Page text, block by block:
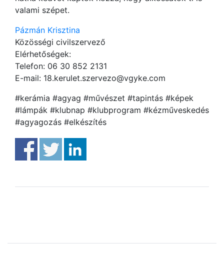
valami szépet.
Pázmán Krisztina
Közösségi civilszervező
Elérhetőségek:
Telefon: 06 30 852 2131
E-mail: 18.kerulet.szervezo@vgyke.com
#kerámia #agyag #művészet #tapintás #képek
#lámpák #klubnap #klubprogram #kézműveskedés
#agyagozás #elkészítés